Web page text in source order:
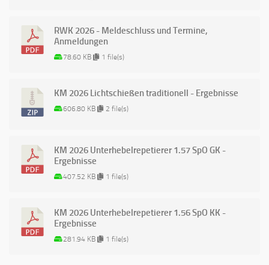
RWK 2026 - Meldeschluss und Termine,
Anmeldungen
78.60 KB 1 file(s)
KM 2026 Lichtschießen traditionell - Ergebnisse
606.80 KB 2 file(s)
KM 2026 Unterhebelrepetierer 1.57 SpO GK -
Ergebnisse
407.52 KB 1 file(s)
KM 2026 Unterhebelrepetierer 1.56 SpO KK -
Ergebnisse
281.94 KB 1 file(s)